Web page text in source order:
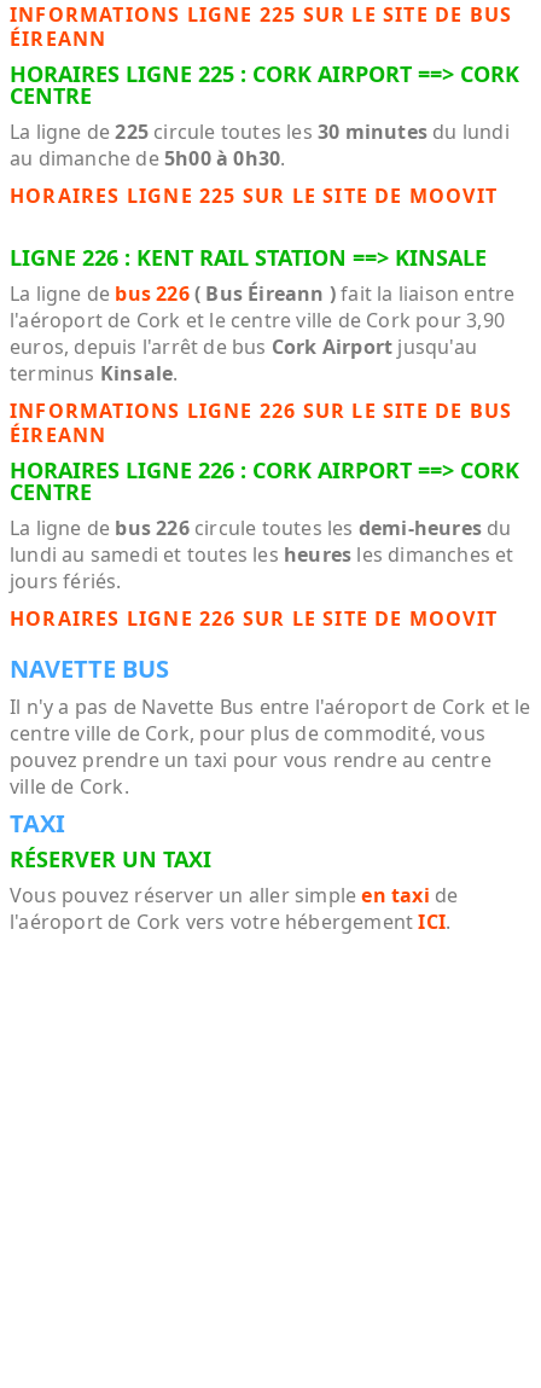
INFORMATIONS LIGNE 225 SUR LE SITE DE BUS
ÉIREANN
HORAIRES LIGNE 225 : CORK AIRPORT ==> CORK
CENTRE
La ligne de225 circule toutes les30 minutes du lundi
au dimanche de5h00 à 0h30.
HORAIRES LIGNE 225 SUR LE SITE DE MOOVIT
LIGNE 226 : KENT RAIL STATION ==> KINSALE
La ligne de bus 226( Bus Éireann )fait la liaison entre
l'aéroport de Cork et le centre ville de Cork pour 3,90
euros, depuis l'arrêt de bus Cork Airport jusqu'au
terminus Kinsale.
INFORMATIONS LIGNE 226 SUR LE SITE DE BUS
ÉIREANN
HORAIRES LIGNE 226 : CORK AIRPORT ==> CORK
CENTRE
La ligne de bus 226circule toutes les demi-heures du
lundi au samedi et toutes les heures les dimanches et
jours fériés.
HORAIRES LIGNE 226 SUR LE SITE DE MOOVIT
NAVETTE BUS
Il n'y a pas de Navette Bus entre l'aéroport de Cork et le
centre ville de Cork, pour plus de commodité, vous
pouvez prendre un taxi pour vous rendre au centre
ville de Cork.
TAXI
RÉSERVER UN TAXI
Vous pouvez réserver un aller simpleen taxi de
l'aéroport de Cork vers votre hébergementICI.